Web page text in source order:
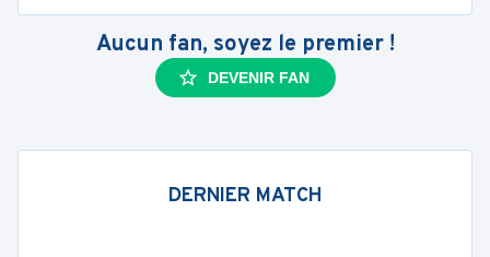
Aucun fan, soyez le premier !
DEVENIR FAN
DERNIER MATCH